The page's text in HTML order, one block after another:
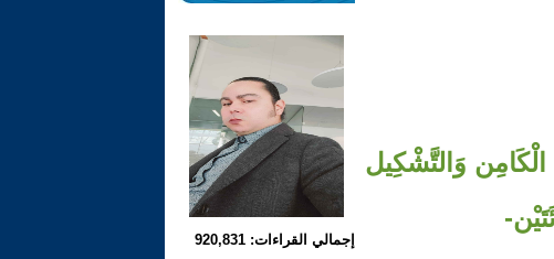
الْكَامِن وَالتَّشْكِيل
إجمالي القراءات: 920,831